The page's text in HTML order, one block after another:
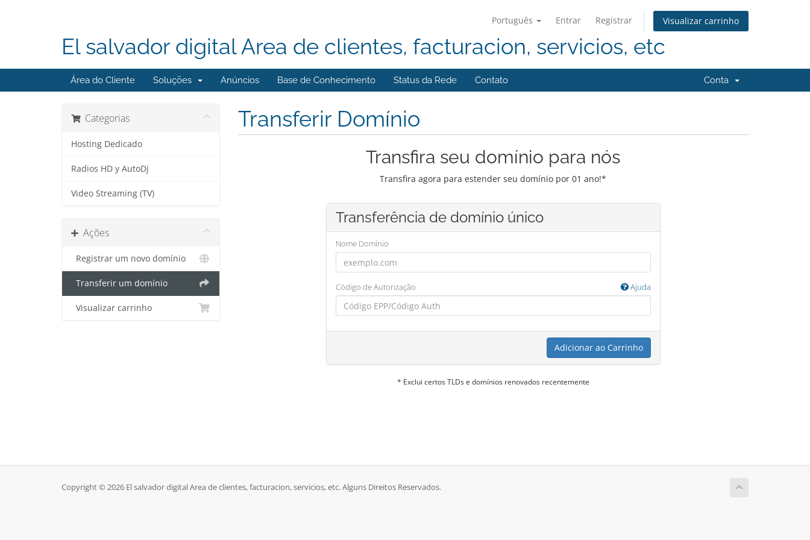
Português Entrar Registrar Visualizar carrinho
El salvador digital Area de clientes, facturacion, servicios, etc
Área do Cliente Soluções Anúncios Base de Conhecimento Status da Rede Contato Conta
Categorias
Hosting Dedicado
Radios HD y AutoDj
Video Streaming (TV)
Ações
Registrar um novo domínio
Transferir um domínio
Visualizar carrinho
Transferir Domínio
Transfira seu domínio para nós
Transfira agora para estender seu domínio por 01 ano!*
Transferência de domínio único
Nome Domínio
Código de Autorização Ajuda
Adicionar ao Carrinho
* Exclui certos TLDs e domínios renovados recentemente
Copyright © 2026 El salvador digital Area de clientes, facturacion, servicios, etc. Alguns Direitos Reservados.